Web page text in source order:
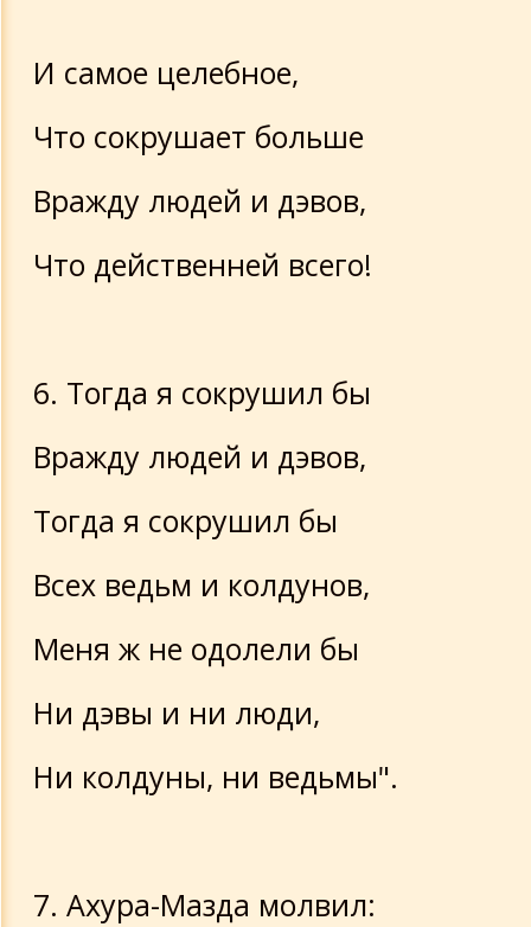
И самое целебное,
Что сокрушает больше
Вражду людей и дэвов,
Что действенней всего!
6. Тогда я сокрушил бы
Вражду людей и дэвов,
Тогда я сокрушил бы
Всех ведьм и колдунов,
Меня ж не одолели бы
Ни дэвы и ни люди,
Ни колдуны, ни ведьмы".
7. Ахура-Мазда молвил: